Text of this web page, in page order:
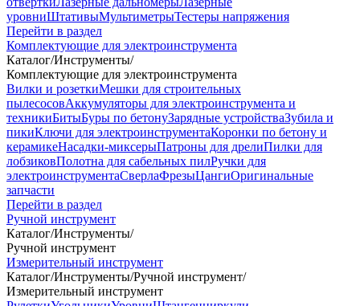
уровниШтативыМультиметрыТестеры напряжения
Перейти в раздел
Комплектующие для электроинструмента
Каталог/Инструменты/
Комплектующие для электроинструмента
Вилки и розеткиМешки для строительных
пылесосовАккумуляторы для электроинструмента и
техникиБитыБуры по бетонуЗарядные устройстваЗубила и
пикиКлючи для электроинструментаКоронки по бетону и
керамикеНасадки-миксерыПатроны для дрелиПилки для
лобзиковПолотна для сабельных пилРучки для
электроинструментаСверлаФрезыЦангиОригинальные
запчасти
Перейти в раздел
Ручной инструмент
Каталог/Инструменты/
Ручной инструмент
Измерительный инструмент
Каталог/Инструменты/Ручной инструмент/
Измерительный инструмент